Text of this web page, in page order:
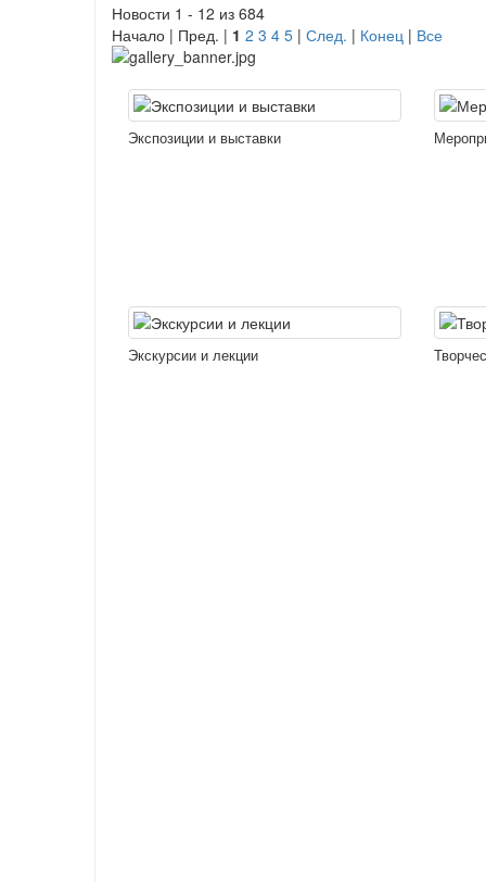
Новости 1 - 12 из 684
Начало | Пред. | 1 2 3 4 5 | След. | Конец | Все
Экспозиции и выставки
Экскурсии и лекции